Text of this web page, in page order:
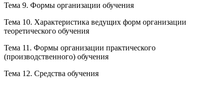
Тема 9. Формы организации обучения
Тема 10. Характеристика ведущих форм организации
теоретического обучения
Тема 11. Формы организации практического
(производственного) обучения
Тема 12. Средства обучения